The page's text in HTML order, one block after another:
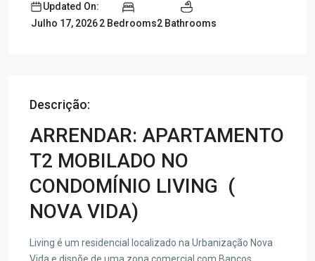
Updated On:
Julho 17, 20262 Bedrooms2 Bathrooms
Descrição:
ARRENDAR: APARTAMENTO
T2 MOBILADO NO
CONDOMÍNIO LIVING (
NOVA VIDA)
Living é um residencial localizado na Urbanização Nova